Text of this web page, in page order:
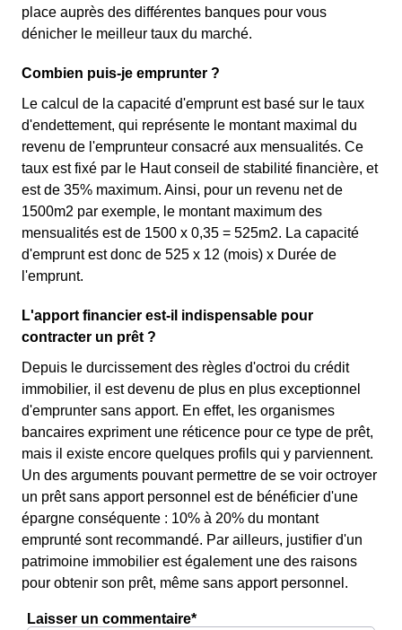
place auprès des différentes banques pour vous
dénicher le meilleur taux du marché.
Combien puis-je emprunter ?
Le calcul de la capacité d'emprunt est basé sur le taux
d'endettement, qui représente le montant maximal du
revenu de l'emprunteur consacré aux mensualités. Ce
taux est fixé par le Haut conseil de stabilité financière, et
est de 35% maximum. Ainsi, pour un revenu net de
1500m2 par exemple, le montant maximum des
mensualités est de 1500 x 0,35 = 525m2. La capacité
d'emprunt est donc de 525 x 12 (mois) x Durée de
l'emprunt.
L'apport financier est-il indispensable pour
contracter un prêt ?
Depuis le durcissement des règles d'octroi du crédit
immobilier, il est devenu de plus en plus exceptionnel
d'emprunter sans apport. En effet, les organismes
bancaires expriment une réticence pour ce type de prêt,
mais il existe encore quelques profils qui y parviennent.
Un des arguments pouvant permettre de se voir octroyer
un prêt sans apport personnel est de bénéficier d'une
épargne conséquente : 10% à 20% du montant
emprunté sont recommandé. Par ailleurs, justifier d'un
patrimoine immobilier est également une des raisons
pour obtenir son prêt, même sans apport personnel.
Laisser un commentaire*